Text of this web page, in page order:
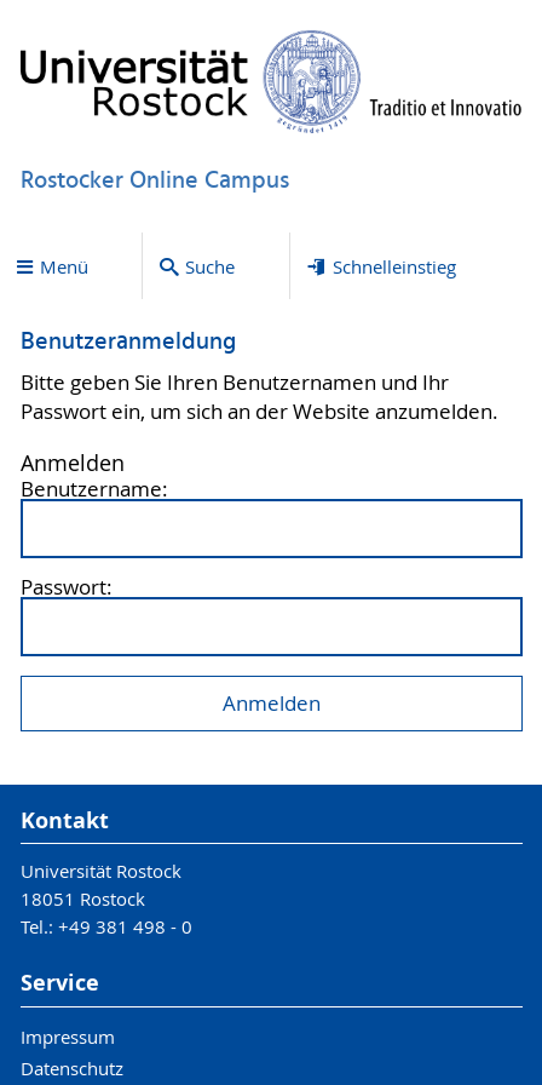
Rostocker Online Campus
Menü Suche Schnelleinstieg
Benutzeranmeldung
Bitte geben Sie Ihren Benutzernamen und Ihr
Passwort ein, um sich an der Website anzumelden.
Anmelden
Benutzername:
Passwort:
Kontakt
Universität Rostock
18051 Rostock
Tel.: +49 381 498 - 0
Service
Impressum
Datenschutz